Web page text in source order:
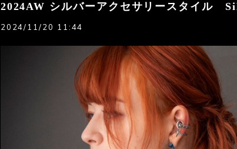
2024AW シルバーアクセサリースタイル
2024/11/20 11:44